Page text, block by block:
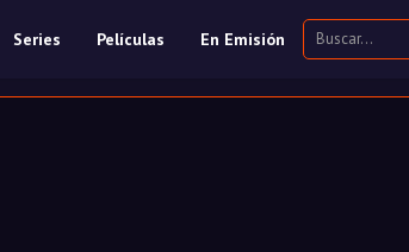
Series Películas En Emisión